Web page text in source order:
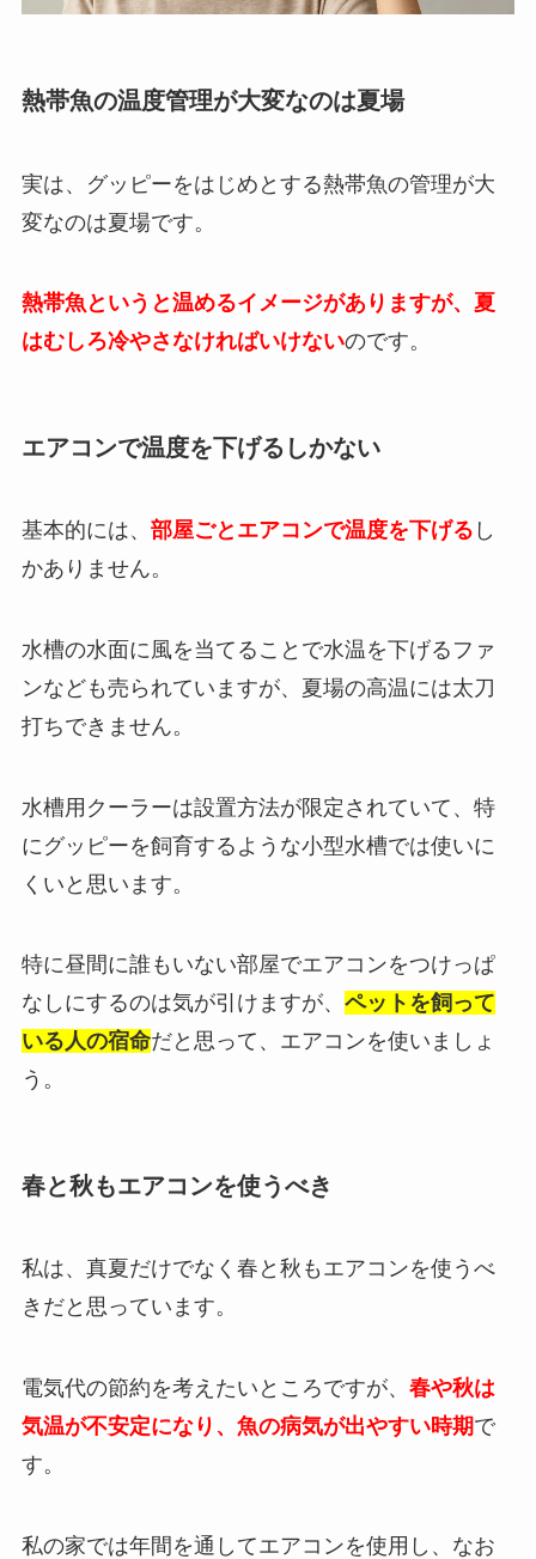
熱帯魚の温度管理が大変なのは夏場
実は、グッピーをはじめとする熱帯魚の管理が大
変なのは夏場です。
熱帯魚というと温めるイメージがありますが、夏
はむしろ冷やさなければいけないのです。
エアコンで温度を下げるしかない
基本的には、 部屋ごとエアコンで温度を下げる し
かありません。
水槽の水面に風を当てることで水温を下げるファ
ンなども売られていますが、夏場の高温には太刀
打ちできません。
水槽用クーラーは設置方法が限定されていて、特
にグッピーを飼育するような小型水槽では使いに
くいと思います。
特に昼間に誰もいない部屋でエアコンをつけっぱ
なしにするのは気が引けますが、 ペットを飼って
いる人の宿命だと思って、エアコンを使いましょ
う。
春と秋もエアコンを使うべき
私は、真夏だけでなく春と秋もエアコンを使うべ
きだと思っています。
電気代の節約を考えたいところですが、 春や秋は
気温が不安定になり、魚の病気が出やすい時期で
す。
私の家では年間を通してエアコンを使用し、なお